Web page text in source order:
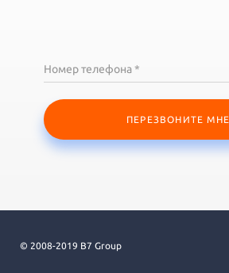
Номер телефона *
ПЕРЕЗВОНИТЕ МНЕ
© 2008-2019 B7 Group